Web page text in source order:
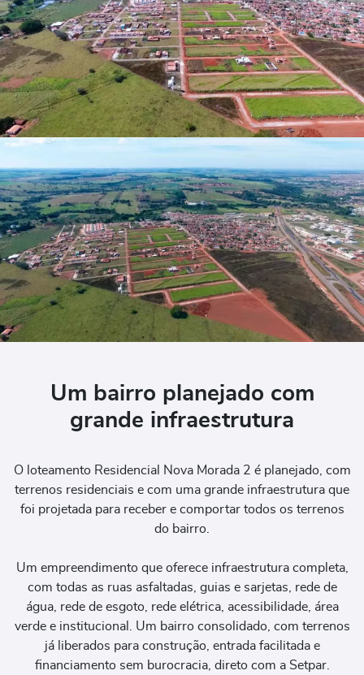
Um bairro planejado com
grande infraestrutura
O loteamento Residencial Nova Morada 2 é planejado, com
terrenos residenciais e com uma grande infraestrutura que
foi projetada para receber e comportar todos os terrenos
do bairro.
Um empreendimento que oferece infraestrutura completa,
com todas as ruas asfaltadas, guias e sarjetas, rede de
água, rede de esgoto, rede elétrica, acessibilidade, área
verde e institucional. Um bairro consolidado, com terrenos
já liberados para construção, entrada facilitada e
financiamento sem burocracia, direto com a Setpar.